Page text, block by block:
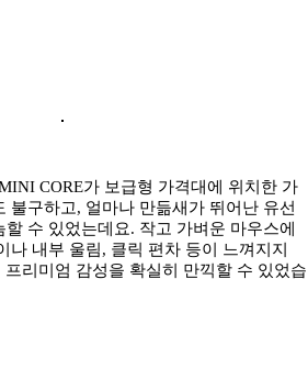
CORE가 보급형 가격대에 위치한 가
불구하고, 얼마나 만듦새가 뛰어난 유선
수 있었는데요. 작고 가벼운 마우스에
나 내부 울림, 클릭 편차 등이 느껴지지
프리미엄 감성을 확실히 만끽할 수 있었습